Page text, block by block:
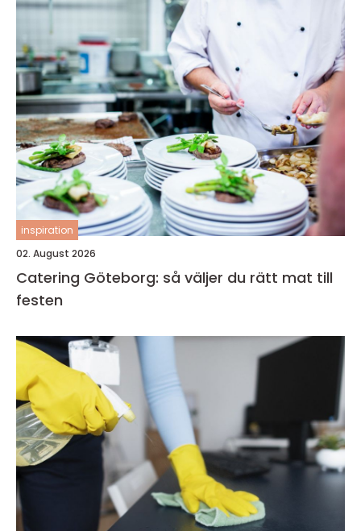
inspiration
02. August 2026
Catering Göteborg: så väljer du rätt mat till
festen